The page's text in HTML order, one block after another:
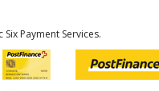
Payment Services.